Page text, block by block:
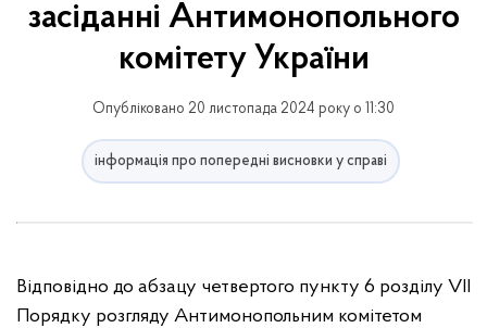
засіданні Антимонопольного
комітету України
Опубліковано 20 листопада 2024 року о 11:30
інформація про попередні висновки у справі
Відповідно до абзацу четвертого пункту 6 розділу VIІ
Порядку розгляду Антимонопольним комітетом